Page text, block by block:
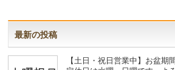
最新の投稿
【土日・祝日営業中】お盆期